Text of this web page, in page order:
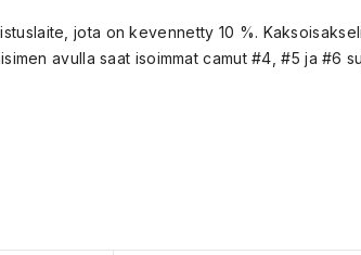
jota on kevennetty 10 %.
avulla saat isoimmat camut #4, #5 ja #6